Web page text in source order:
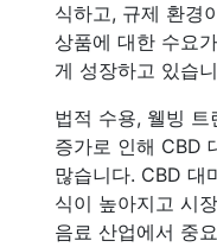
식하고, 규제 환경
상품에 대한 수요
게 성장하고 있습
법적 수용, 웰빙
증가로 인해 CBD
많습니다. CBD 대
식이 높아지고 시
음료 산업에서 중